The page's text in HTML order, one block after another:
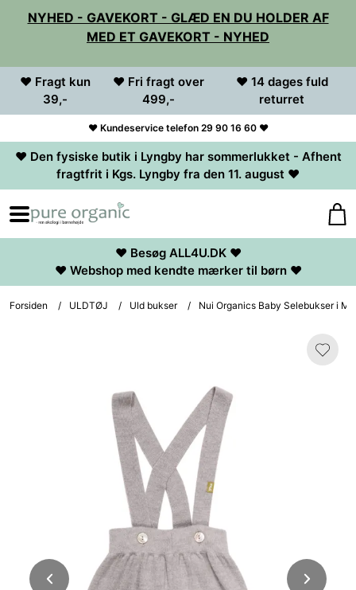
NYHED - GAVEKORT - GLÆD EN DU HOLDER AF
MED ET GAVEKORT - NYHED
♥ Fragt kun
39,-
♥ Fri fragt over
499,-
♥ 14 dages fuld
returret
♥ Kundeservice telefon 29 90 16 60 ♥
♥ Den fysiske butik i Lyngby har sommerlukket - Afhent
fragtfrit i Kgs. Lyngby fra den 11. august ♥
♥ Besøg ALL4U.DK ♥
♥ Webshop med kendte mærker til børn ♥
Forsiden / ULDTØJ / Uld bukser / Nui Organics Baby Selebukser i